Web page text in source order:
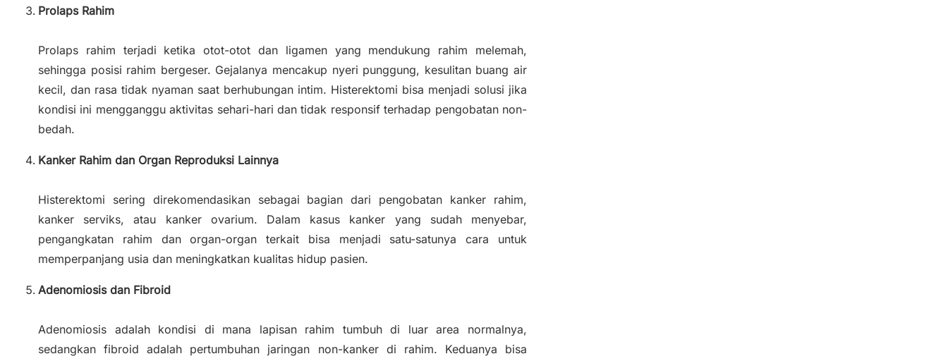
Prolaps Rahim
Prolaps rahim terjadi ketika otot-otot dan ligamen yang mendukung rahim melemah,
sehingga posisi rahim bergeser. Gejalanya mencakup nyeri punggung, kesulitan buang air
kecil, dan rasa tidak nyaman saat berhubungan intim. Histerektomi bisa menjadi solusi jika
kondisi ini mengganggu aktivitas sehari-hari dan tidak responsif terhadap pengobatan non-
bedah.
Kanker Rahim dan Organ Reproduksi Lainnya
Histerektomi sering direkomendasikan sebagai bagian dari pengobatan kanker rahim,
kanker serviks, atau kanker ovarium. Dalam kasus kanker yang sudah menyebar,
pengangkatan rahim dan organ-organ terkait bisa menjadi satu-satunya cara untuk
memperpanjang usia dan meningkatkan kualitas hidup pasien.
Adenomiosis dan Fibroid
Adenomiosis adalah kondisi di mana lapisan rahim tumbuh di luar area normalnya,
sedangkan fibroid adalah pertumbuhan jaringan non-kanker di rahim. Keduanya bisa